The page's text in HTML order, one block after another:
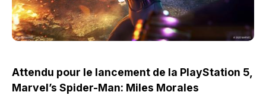
Attendu pour le lancement de la PlayStation 5,
Marvel’s Spider-Man: Miles Morales